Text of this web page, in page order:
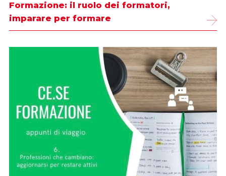
Formazione: il ruolo dei formatori,
imparare per formare